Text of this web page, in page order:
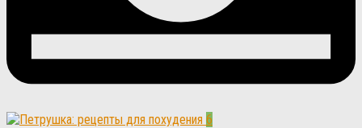
6